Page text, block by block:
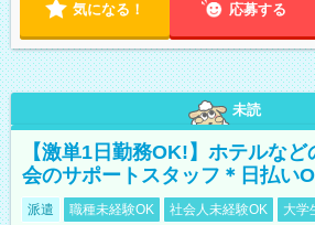
気になる！ 応募する
未読
【激単1日勤務OK!】ホテルな
会のサポートスタッフ＊日払い
派遣 職種未経験OK 社会人未経験OK 大学